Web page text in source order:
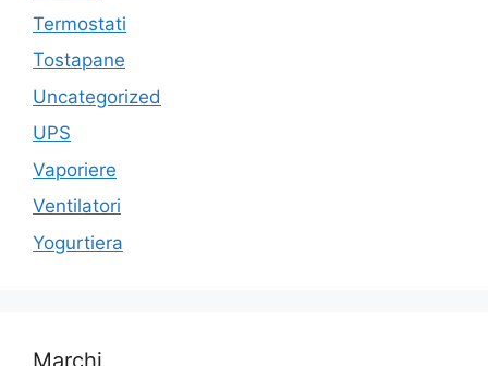
Termostati
Tostapane
Uncategorized
UPS
Vaporiere
Ventilatori
Yogurtiera
Marchi